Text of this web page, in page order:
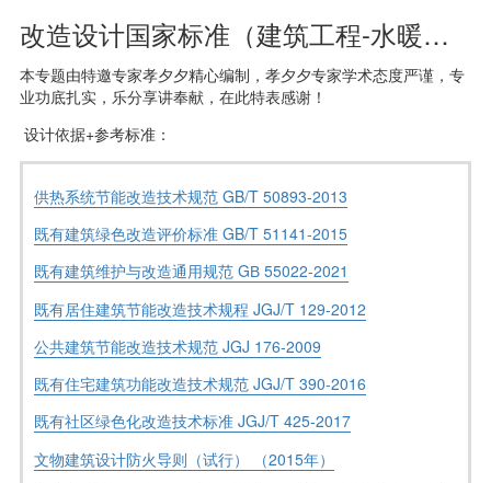
改造设计国家标准（建筑工程-水暖专业）
本专题由特邀专家孝夕夕精心编制，孝夕夕专家学术态度严谨，专
业功底扎实，乐分享讲奉献，在此特表感谢！
设计依据+参考标准：
供热系统节能改造技术规范 GB/T 50893-2013
既有建筑绿色改造评价标准 GB/T 51141-2015
既有建筑维护与改造通用规范 GВ 55022-2021
既有居住建筑节能改造技术规程 JGJ/T 129-2012
公共建筑节能改造技术规范 JGJ 176-2009
既有住宅建筑功能改造技术规范 JGJ/T 390-2016
既有社区绿色化改造技术标准 JGJ/T 425-2017
文物建筑设计防火导则（试行） （2015年）